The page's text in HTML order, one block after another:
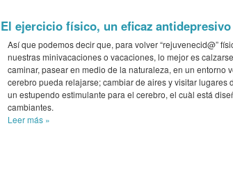
El ejercicio físico, un eficaz
Así que podemos decir que, para volver “rejuvenecid@”
nuestras minivacaciones o vacaciones, lo mejor es
caminar, pasear en medio de la naturaleza, en un entorno
cerebro pueda relajarse; cambiar de aires y visitar lugares
un estupendo estimulante para el cerebro, el cuàl está
cambiantes.
Leer más »